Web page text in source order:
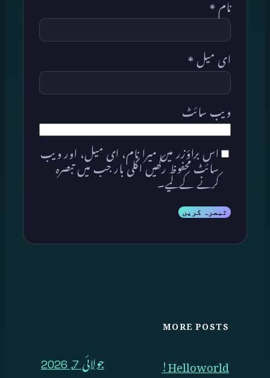
نام *
ای میل*
ویب‌ سائٹ
اس براؤزر میں میرا نام، ای میل، اور ویب
سائٹ محفوظ رکھیں اگلی بار جب میں تبصرہ
کرنے کےلیے۔
MORE POSTS
Hello world! جولائی 7, 2026